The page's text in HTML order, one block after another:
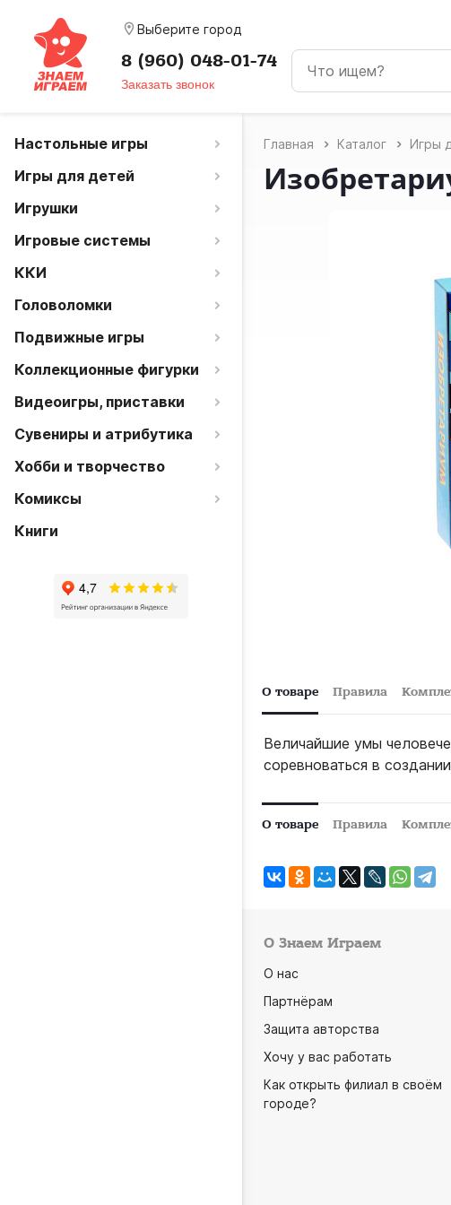
room Выберите город
8 (960) 048-01-74
Заказать звонок
Настольные игры
Игры для детей
Игрушки
Игровые системы
ККИ
Головоломки
Подвижные игры
Коллекционные фигурки
Видеоигры, приставки
Сувениры и атрибутика
Хобби и творчество
Комиксы
Книги
Главная Каталог Игры
О товаре Правила
Величайшие умы
соревноваться в
О товаре Правила
О Знаем Играем
О нас
Партнёрам
Защита авторства
Хочу у вас работать
Как открыть филиал в своём
городе?